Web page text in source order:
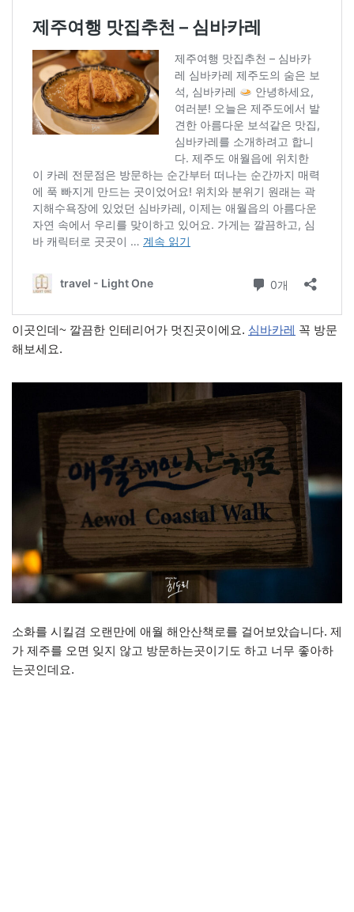
이곳인데~ 깔끔한 인테리어가 멋진곳이에요. 심바카레 꼭 방문
해보세요.
소화를 시킬겸 오랜만에 애월 해안산책로를 걸어보았습니다. 제
가 제주를 오면 잊지 않고 방문하는곳이기도 하고 너무 좋아하
는곳인데요.